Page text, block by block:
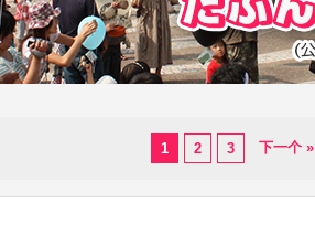
1 2 3 下一个 »